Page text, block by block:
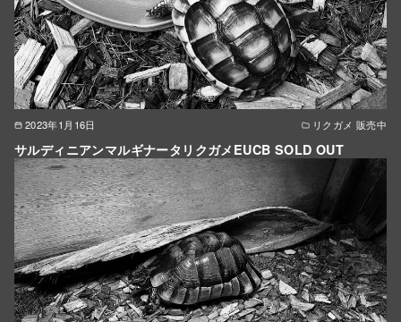
2023年1月16日 リクガメ 販売中
サルディニアンマルギナータリクガメEUCB SOLD OUT